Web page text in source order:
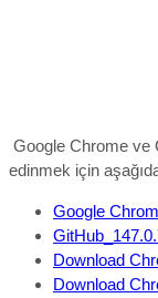
Google Chrome ve
edinmek için
Google
Download
Download